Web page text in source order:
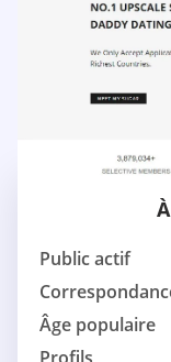
Public actif
Âge populaire